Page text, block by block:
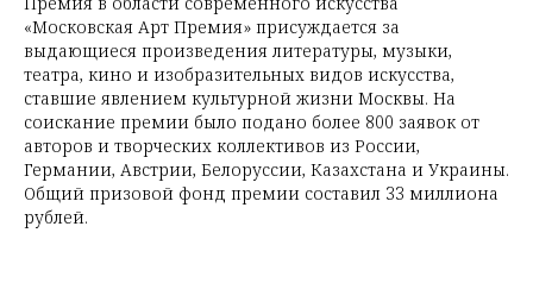
«Московская Арт Премия» присуждается за
выдающиеся произведения литературы, музыки,
театра, кино и изобразительных видов искусства,
ставшие явлением культурной жизни Москвы. На
соискание премии было подано более 800 заявок от
авторов и творческих коллективов из России,
Германии, Австрии, Белоруссии, Казахстана и Украины.
Общий призовой фонд премии составил 33 миллиона
рублей.